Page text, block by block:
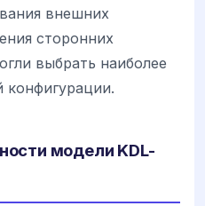
внешних
сторонних
выбрать наиболее
модели KDL-